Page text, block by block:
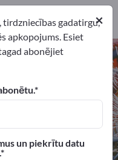
– atrodiet
Izplatītāji
×
gadatirgu,
apkopojums. Esiet
abonējiet
un piekrītu datu